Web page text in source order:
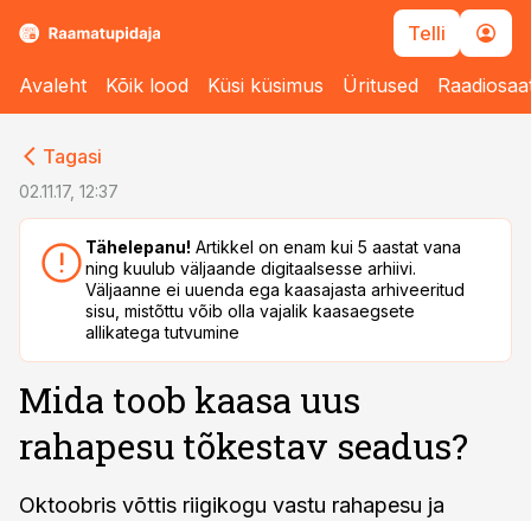
Telli
Avaleht Kõik lood Küsi küsimus Üritused
Tagasi
02.11.17, 12:37
Tähelepanu! Artikkel on enam kui 5 aastat vana
ning kuulub väljaande digitaalsesse arhiivi.
Väljaanne ei uuenda ega kaasajasta arhiveeritud
sisu, mistõttu võib olla vajalik kaasaegsete
allikatega tutvumine
Mida toob kaasa uus
rahapesu tõkestav seadus?
Oktoobris võttis riigikogu vastu rahapesu ja